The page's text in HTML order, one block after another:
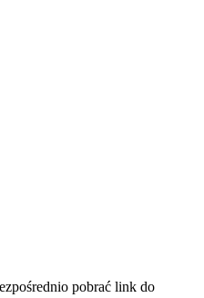
pobrać link do